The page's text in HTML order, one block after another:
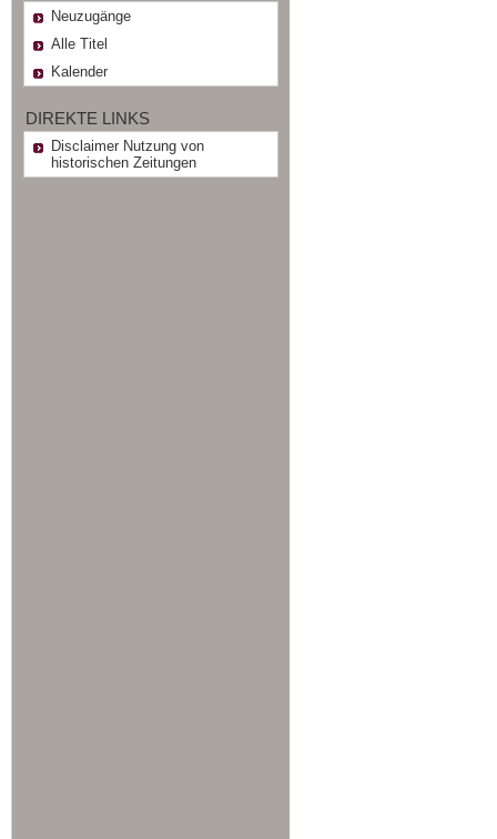
Neuzugänge
Alle Titel
Kalender
DIREKTE LINKS
Disclaimer Nutzung von
historischen Zeitungen